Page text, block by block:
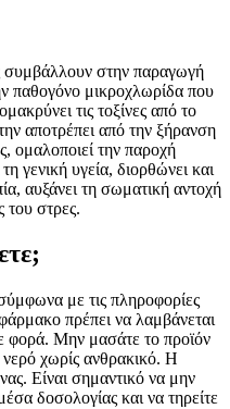
συμβάλλουν στην παραγωγή
παθογόνο μικροχλωρίδα που
τις τοξίνες από το
αποτρέπει από την ξήρανση
ομαλοποιεί την παροχή
γενική υγεία, διορθώνει και
αυξάνει τη σωματική αντοχή
του στρες.
με τις πληροφορίες
πρέπει να λαμβάνεται
φορά. Μην μασάτε το προϊόν
νερό χωρίς ανθρακικό. Η
Είναι σημαντικό να μην
δοσολογίας και να τηρείτε